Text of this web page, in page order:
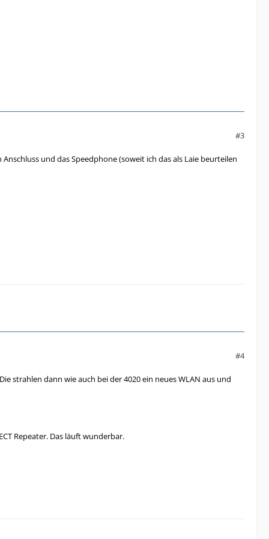
#3
und das Speedphone (soweit ich das als Laie beurteilen
#4
strahlen dann wie auch bei der 4020 ein neues WLAN aus und
Repeater. Das läuft wunderbar.